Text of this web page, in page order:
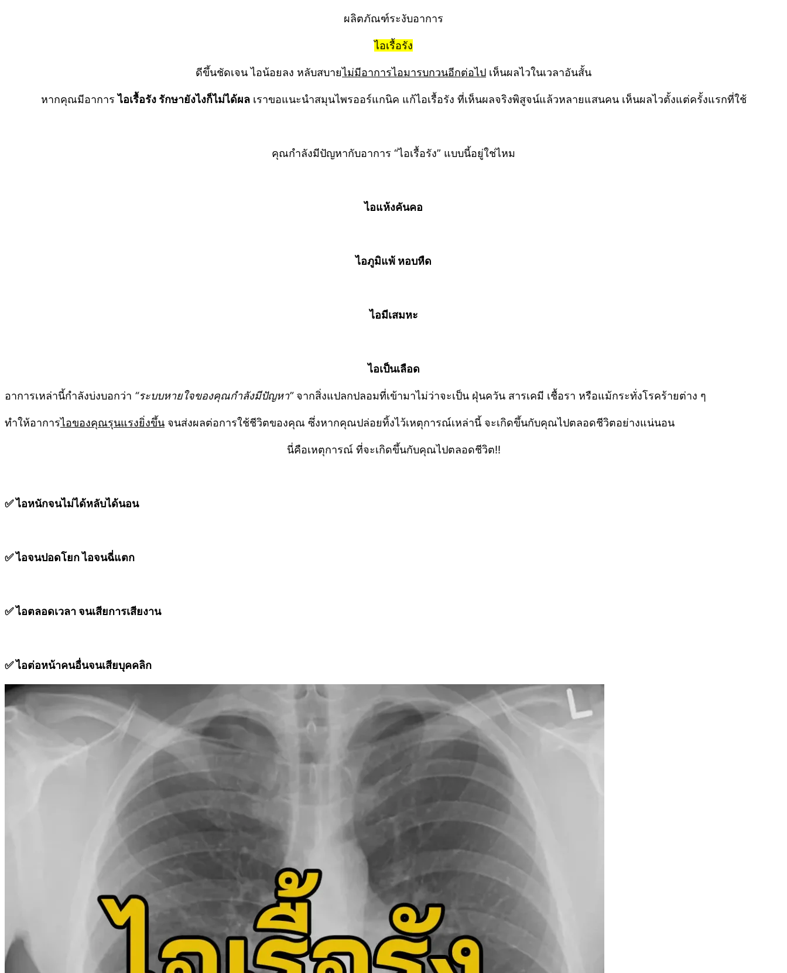
ผลิตภัณฑ์ระงับอาการ
ไอเรื้อรัง
ดีขึ้นชัดเจน ไอน้อยลง หลับสบายไม่มีอาการไอมารบกวนอีกต่อไป เห็นผลไวในเวลาอันสั้น
หากคุณมีอาการไอเรื้อรัง รักษายังไงก็ไม่ได้ผลเราขอแนะนำสมุนไพรออร์แกนิค แก้ไอเรื้อรัง ที่เห็นผลจริงพิสูจน์แล้วหลายแสนคน เห็นผลไวตั้งแต่ครั้งแรกที่ใช้
คุณกำลังมีปัญหากับอาการ “ไอเรื้อรัง” แบบนี้อยู่ใช่ไหม
ไอแห้งคันคอ
ไอภูมิแพ้ หอบหืด
ไอมีเสมหะ
ไอเป็นเลือด
อาการเหล่านี้กำลังบ่งบอกว่า “ระบบหายใจของคุณกำลังมีปัญหา”จากสิ่งแปลกปลอมที่เข้ามาไม่ว่าจะเป็น ฝุ่นควัน สารเคมี เชื้อรา หรือแม้กระทั่งโรคร้ายต่าง ๆ
ทำให้อาการไอของคุณรุนแรงยิ่งขึ้น จนส่งผลต่อการใช้ชีวิตของคุณ ซึ่งหากคุณปล่อยทิ้งไว้เหตุการณ์เหล่านี้ จะเกิดขึ้นกับคุณไปตลอดชีวิตอย่างแน่นอน
นี่คือเหตุการณ์ ที่จะเกิดขึ้นกับคุณไปตลอดชีวิต!!
✅ ไอหนักจนไม่ได้หลับได้นอน
✅ ไอจนปอดโยก ไอจนฉี่แตก
✅ ไอตลอดเวลา จนเสียการเสียงาน
✅ ไอต่อหน้าคนอื่นจนเสียบุคคลิก